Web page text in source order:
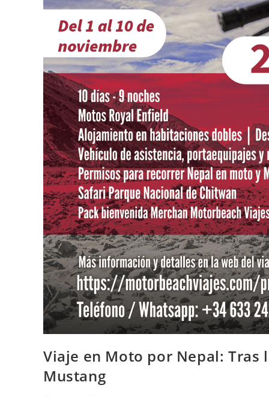
Viaje en Moto por Nepal: Tras
Mustang